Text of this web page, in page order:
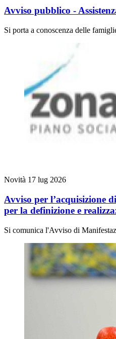
Avviso pubblico -
Si porta a conoscenza delle
Novità 17 lug 2026
Avviso per l’acquisizione
per la definizione e
Si comunica l'Avviso di